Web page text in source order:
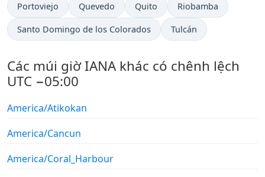
Portoviejo Quevedo Quito Riobamba
Santo Domingo de los Colorados Tulcán
Các múi giờ IANA khác có chênh lệch
UTC −05:00
America/Atikokan
America/Cancun
America/Coral_Harbour